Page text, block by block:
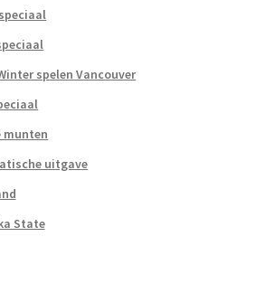
spelen Vancouver
munten
uitgave
State